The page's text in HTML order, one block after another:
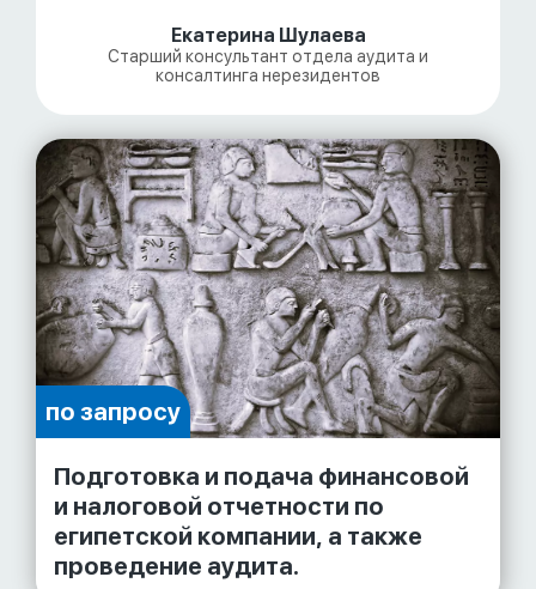
Екатерина Шулаева
Старший консультант отдела аудита и
консалтинга нерезидентов
по запросу
Подготовка и подача финансовой
и налоговой отчетности по
египетской компании, а также
проведение аудита.